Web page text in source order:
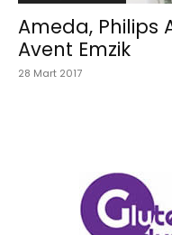
Ameda, Philips
Avent Emzik
28 Mart 2017